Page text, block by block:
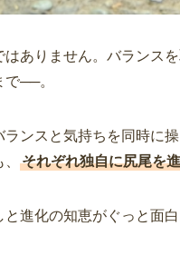
ありません。バランス
──。
ンスと気持ちを同時に
それぞれ独自に尻尾を
進化の知恵がぐっと面白